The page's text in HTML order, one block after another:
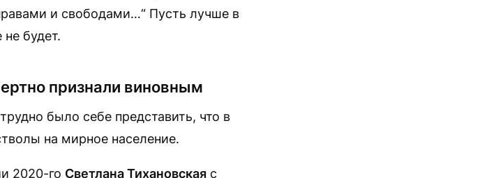
и свободами…“ Пусть лучше в
не будет.
признали виновным
было себе представить, что в
на мирное население.
2020-го Светлана Тихановская с